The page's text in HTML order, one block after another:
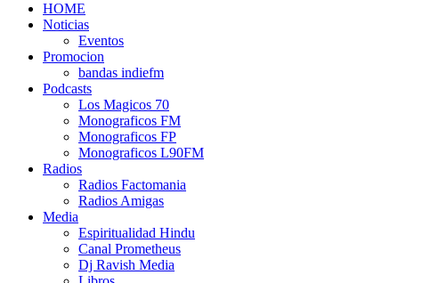
HOME
Noticias
Eventos
Promocion
bandas indiefm
Podcasts
Los Magicos 70
Monograficos FM
Monograficos FP
Monograficos L90FM
Radios
Radios Factomania
Radios Amigas
Media
Espiritualidad Hindu
Canal Prometheus
Dj Ravish Media